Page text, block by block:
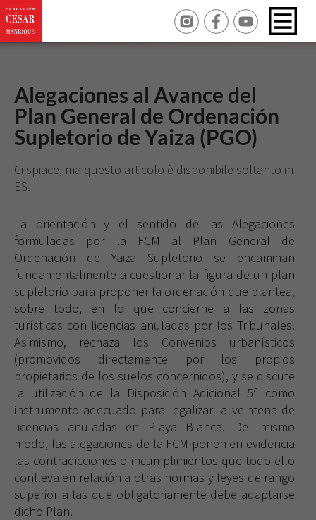
Alegaciones al Avance del
Plan General de Ordenación
Supletorio de Yaiza (PGO)
Ci spiace, ma questo articolo è disponibile soltanto in
ES.
La orientación y el sentido de las Alegaciones
formuladas por la FCM al Plan General de
Ordenación de Yaiza Supletorio se encaminan
fundamentalmente a cuestionar la figura de un plan
supletorio para proponer la ordenación que plantea,
sobre todo, en lo que concierne a las zonas
turísticas con licencias anuladas por los Tribunales.
Asimismo, rechaza los Convenios urbanísticos
(promovidos directamente por los propios
propietarios de los suelos concernidos), y se discute
la utilización de la Disposición Adicional 5ª como
instrumento adecuado para legalizar la veintena de
licencias anuladas en Playa Blanca. Del mismo
modo, las alegaciones de la FCM ponen en evidencia
las contradicciones o incumplimientos que todo ello
conlleva en relación a otras normas y leyes de rango
superior a las que obligatoriamente debe adaptarse
dicho Plan.